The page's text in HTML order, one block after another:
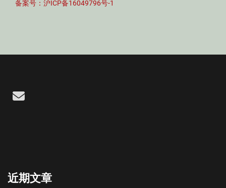
备案号：沪ICP备16049796号-1
Email
近期文章